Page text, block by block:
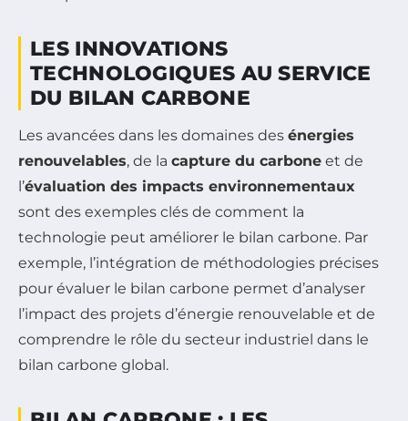
LES INNOVATIONS
TECHNOLOGIQUES AU SERVICE
DU BILAN CARBONE
Les avancées dans les domaines des énergies
renouvelables, de la capture du carbone et de
l’évaluation des impacts environnementaux
sont des exemples clés de comment la
technologie peut améliorer le bilan carbone. Par
exemple, l’intégration de méthodologies précises
pour évaluer le bilan carbone permet d’analyser
l’impact des projets d’énergie renouvelable et de
comprendre le rôle du secteur industriel dans le
bilan carbone global.